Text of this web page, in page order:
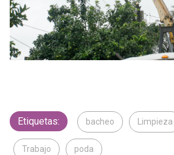
Etiquetas: bacheo Limpieza
Trabajo poda